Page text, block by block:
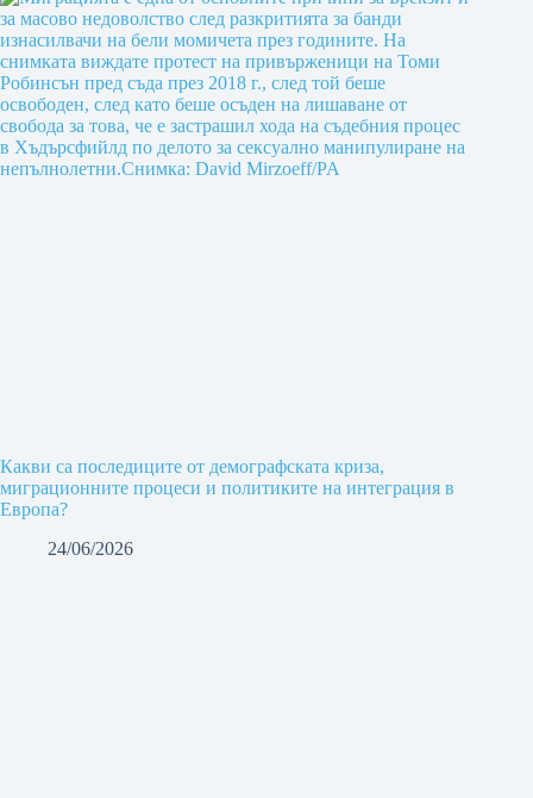
Какви са последиците от демографската криза,
миграционните процеси и политиките на интеграция в
Европа?
24/06/2026